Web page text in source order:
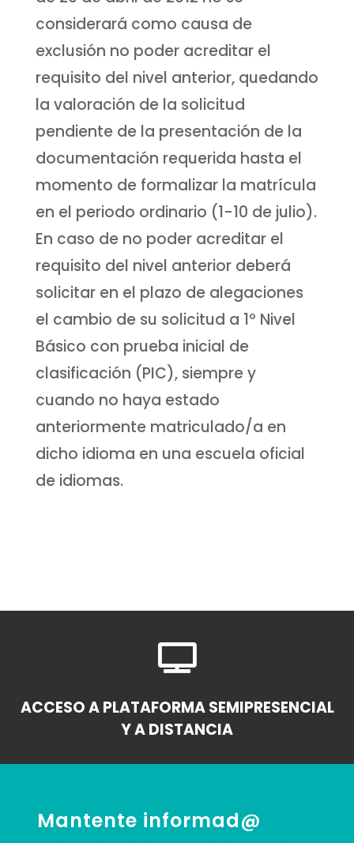
considerará como causa de
exclusión no poder acreditar el
requisito del nivel anterior, quedando
la valoración de la solicitud
pendiente de la presentación de la
documentación requerida hasta el
momento de formalizar la matrícula
en el periodo ordinario (1-10 de julio).
En caso de no poder acreditar el
requisito del nivel anterior deberá
solicitar en el plazo de alegaciones
el cambio de su solicitud a 1º Nivel
Básico con prueba inicial de
clasificación (PIC), siempre y
cuando no haya estado
anteriormente matriculado/a en
dicho idioma en una escuela oficial
de idiomas.

ACCESO A PLATAFORMA SEMIPRESENCIAL
Y A DISTANCIA
Mantente informad@